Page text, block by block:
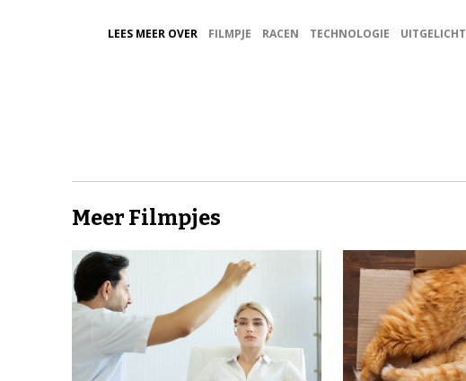
LEES MEER OVER FILMPJE RACEN TECHNOLOGIE UITGELICHT
Meer Filmpjes